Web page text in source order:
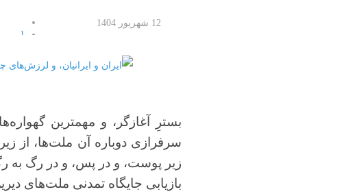
12 شهریور 1404
1
3
بسترِ آغازگر، و مهمترین
سرفرازی دوباره آن ملت‌ها، از
زیر پوست، و در پس، و در رگ به
بازیابی جایگاه تمدنی ملت‌های